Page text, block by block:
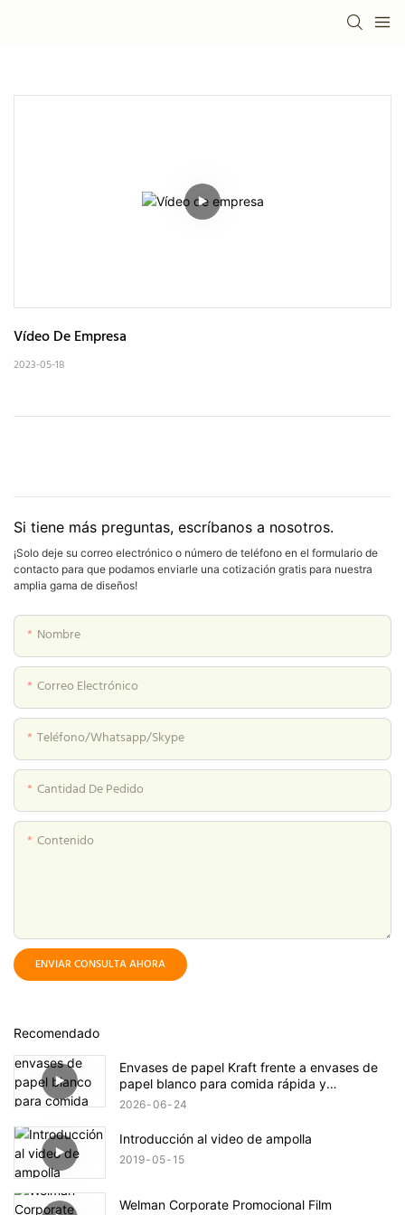
Vídeo De Empresa
2023-05-18
Si tiene más preguntas, escríbanos a nosotros.
¡Solo deje su correo electrónico o número de teléfono en el formulario de
contacto para que podamos enviarle una cotización gratis para nuestra
amplia gama de diseños!
Nombre
Correo Electrónico
Teléfono/whatsapp/skype
Cantidad De Pedido
Contenido
ENVIAR CONSULTA AHORA
Recomendado
Envases de papel Kraft frente a envases de
papel blanco para comida rápida y
compradores mayoristas.
2026 06 24
Introducción al video de ampolla
2019 05 15
Welman Corporate Promocional Film